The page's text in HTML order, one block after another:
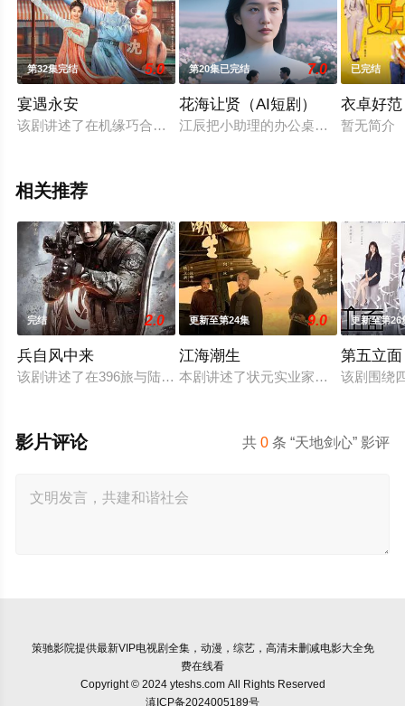
。第32集完结 5.0
宴遇永安
该剧讲述了在机缘巧合之下，沈韶光（王影璐 饰）一家人意外
第20集已完结 7.0
花海让贤（AI短剧）
江辰把小助理的办公桌布置得像花房
已完结
衣卓好范
暂无简介
相关推荐
完结 2.0
兵自风中来
该剧讲述了在396旅与陆军步兵学院联合举办的小型军事演习中
更新至第24集 9.0
江海潮生
本剧讲述了状元实业家张謇创办大生
更新至第26
第五立面
该剧围绕
共0 条 “天地剑心” 影评
影片评论
策驰影院提供最新VIP电视剧全集，动漫，综艺，高清未删减电影大全免
费在线看
Copyright © 2024 yteshs.com All Rights Reserved
滇ICP备2024005189号